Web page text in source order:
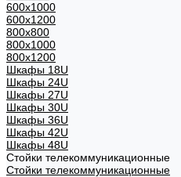
600х1000
600х1200
800x800
800х1000
800х1200
Шкафы 18U
Шкафы 24U
Шкафы 27U
Шкафы 30U
Шкафы 36U
Шкафы 42U
Шкафы 48U
Стойки телекоммуникационные
Стойки телекоммуникационные